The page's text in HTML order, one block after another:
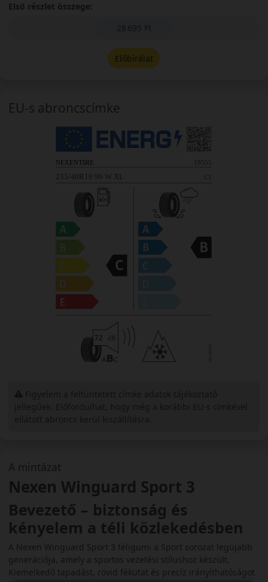
A mintázat
Nexen Winguard Sport 3
Bevezető – biztonság és
kényelem a téli közlekedésben
A Nexen Winguard Sport 3 téligumi a Sport sorozat legújabb
generációja, amely a sportos vezetési stílushoz készült.
Kiemelkedő tapadást, rövid fékutat és precíz irányíthatóságot
Első részlet összege:
28 695 Ft
Előbírálat
EU-s abroncscímke